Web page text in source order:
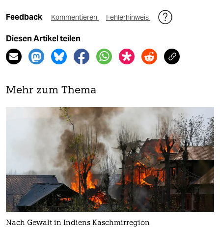
Feedback Kommentieren Fehlerhinweis
Diesen Artikel teilen
Mehr zum Thema
Nach Gewalt in Indiens Kaschmirregion